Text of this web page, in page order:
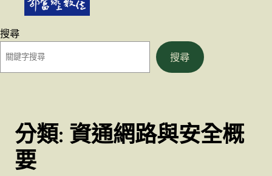
搜尋
搜尋
分類: 資通網路與安全概
要